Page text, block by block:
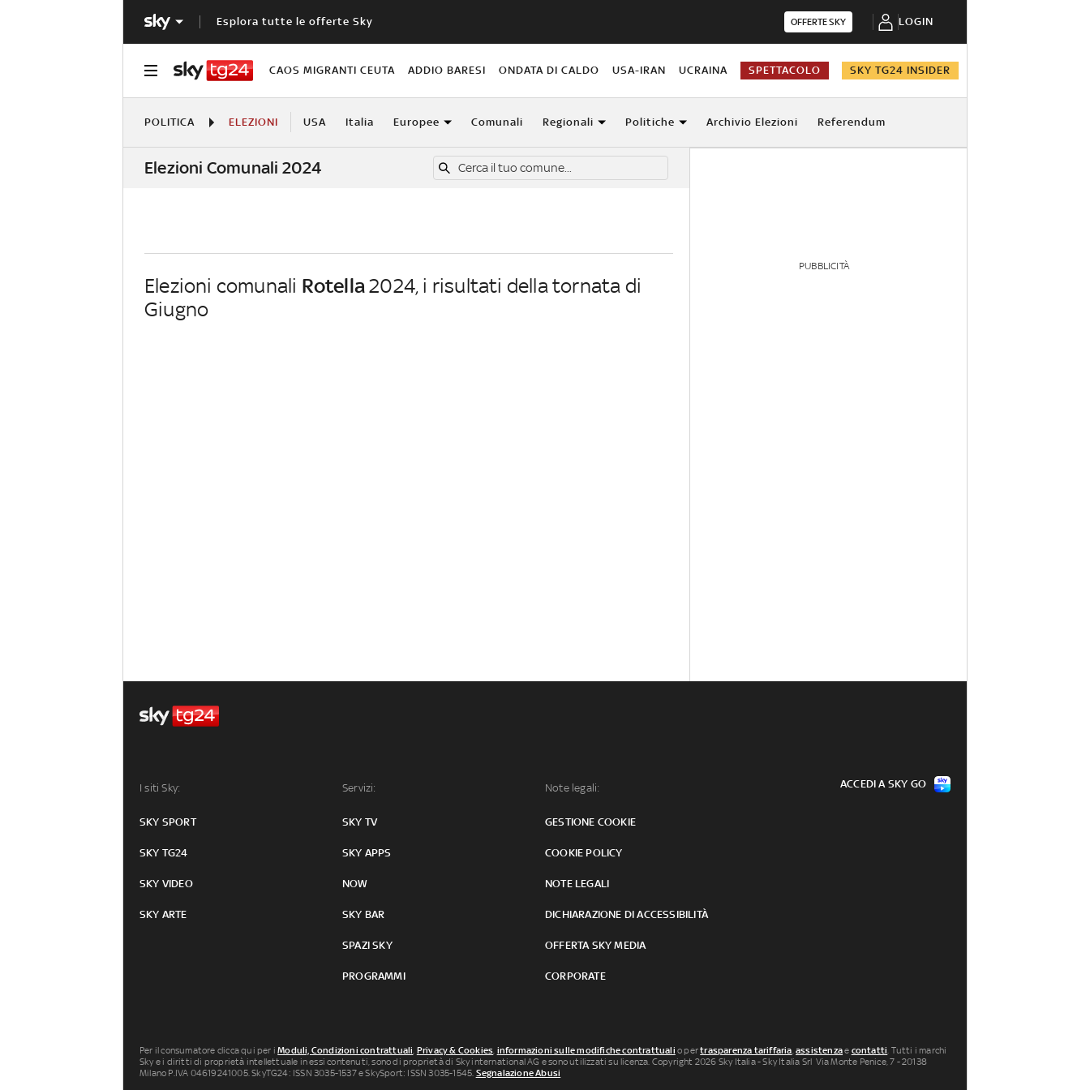
Esplora tutte le offerte Sky OFFERTE SKY LOGIN
CAOS MIGRANTI CEUTA ADDIO BARESI ONDATA DI CALDO USA-IRAN UCRAINA SPETTACOLO SKY TG24 INSIDER
POLITICA ELEZIONI USA Italia Europee Comunali Regionali Politiche Archivio Elezioni Referendum
Elezioni Comunali 2024
Elezioni comunali Rotella2024, i risultati della tornata di
Giugno
PUBBLICITÀ
I siti Sky:
SKY SPORT
SKY TG24
SKY VIDEO
SKY ARTE
Servizi:
SKY TV
SKY APPS
NOW
SKY BAR
SPAZI SKY
PROGRAMMI
Note legali:
GESTIONE COOKIE
COOKIE POLICY
NOTE LEGALI
DICHIARAZIONE DI ACCESSIBILITÀ
OFFERTA SKY MEDIA
CORPORATE
ACCEDI A SKY GO
Per il consumatore clicca qui per iModuli, Condizioni contrattuali, Privacy & Cookies, informazioni sulle modifiche contrattuali o pertrasparenza tariffaria,assistenzae contatti. Tutti i marchi
Sky e i diritti di proprietà intellettuale in essi contenuti, sono di proprietà di Sky international AG e sono utilizzati su licenza. Copyright 2026 Sky Italia - Sky Italia Srl Via Monte Penice, 7 - 20138
Milano P.IVA 04619241005. SkyTG24: ISSN 3035-1537 e SkySport: ISSN 3035-1545. Segnalazione Abusi